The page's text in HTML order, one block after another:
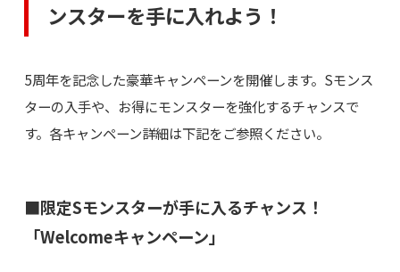
ンスターを手に入れよう！
5周年を記念した豪華キャンペーンを開催します。Sモンス
ターの入手や、お得にモンスターを強化するチャンスで
す。各キャンペーン詳細は下記をご参照ください。
■限定Sモンスターが手に入るチャンス！
「Welcomeキャンペーン」